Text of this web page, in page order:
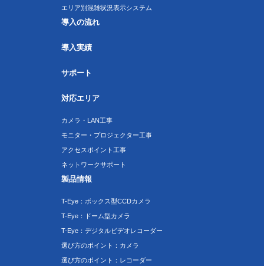
エリア別混雑状況表示システム
導入の流れ
導入実績
サポート
対応エリア
カメラ・LAN工事
モニター・プロジェクター工事
アクセスポイント工事
ネットワークサポート
製品情報
T-Eye：ボックス型CCDカメラ
T-Eye：ドーム型カメラ
T-Eye：デジタルビデオレコーダー
選び方のポイント：カメラ
選び方のポイント：レコーダー